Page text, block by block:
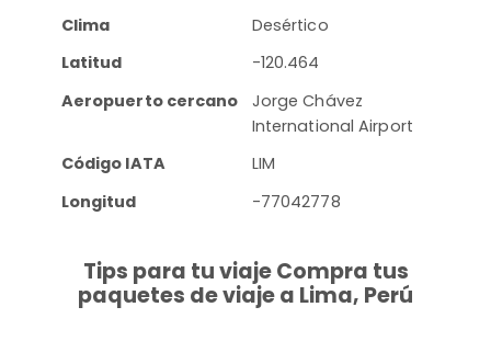
Clima
Desértico
Latitud
-120.464
Aeropuerto cercano
Jorge Chávez
International Airport
Código IATA
LIM
Longitud
-77042778
Tips para tu viaje Compra tus
paquetes de viaje a Lima, Perú